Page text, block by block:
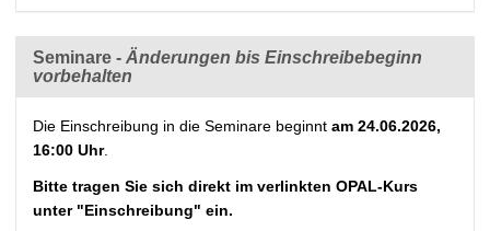
Seminare - Änderungen bis Einschreibebeginn
vorbehalten
Die Einschreibung in die Seminare beginnt am 24.06.2026,
16:00 Uhr.
Bitte tragen Sie sich direkt im verlinkten OPAL-Kurs
unter "Einschreibung" ein.